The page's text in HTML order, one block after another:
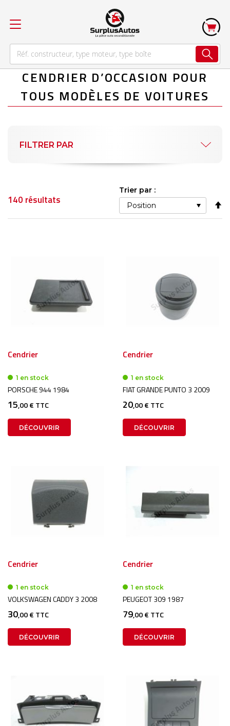
CENDRIER D’OCCASION POUR
TOUS MODÈLES DE VOITURES
140 résultats
Trier par :
Cendrier
1 en stock
PORSCHE 944 1984
15,00 € TTC
DÉCOUVRIR
Cendrier
1 en stock
FIAT GRANDE PUNTO 3 2009
20,00 € TTC
DÉCOUVRIR
Cendrier
1 en stock
VOLKSWAGEN CADDY 3 2008
30,00 € TTC
DÉCOUVRIR
Cendrier
1 en stock
PEUGEOT 309 1987
79,00 € TTC
DÉCOUVRIR
FILTRER PAR